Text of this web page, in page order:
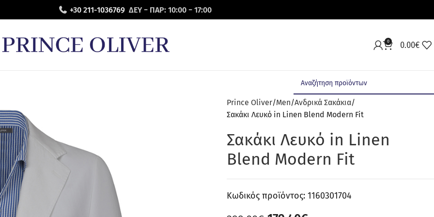
+30 211-1036769 ΔΕΥ − ΠΑΡ: 10:00 − 17:00
0 0.00€
Prince Oliver Men Ανδρικά Σακάκια
Σακάκι Λευκό in Linen Blend Modern Fit
Σακάκι Λευκό in Linen
Blend Modern Fit
Κωδικός προϊόντος: 1160301704